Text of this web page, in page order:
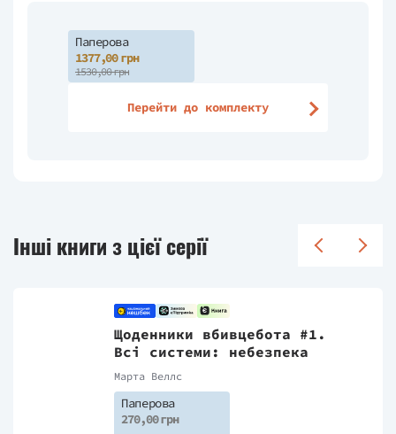
Паперова
1377,00 грн
1530,00 грн
Перейти до комплекту
Інші книги з цієї серії
Щоденники вбивцебота #1.
Всі системи: небезпека
Марта Веллс
Паперова
270,00 грн